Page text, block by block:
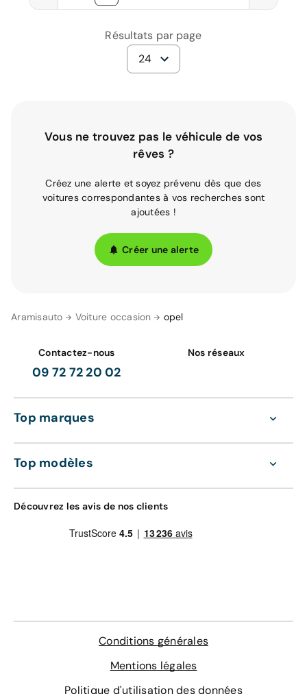
Aramisauto Voiture occasion opel
Résultats par page
24
Vous ne trouvez pas le véhicule de vos
rêves ?
Créez une alerte et soyez prévenu dès que des
voitures correspondantes à vos recherches sont
ajoutées !
Créer une alerte
Contactez-nous
09 72 72 20 02
Nos réseaux
Top marques
Top modèles
Découvrez les avis de nos clients
Conditions générales
Mentions légales
Politique d'utilisation des données